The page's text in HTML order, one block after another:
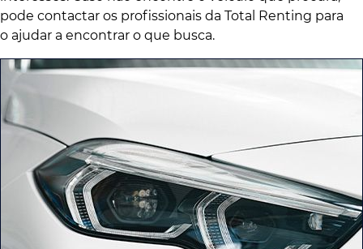
pode contactar os profissionais da Total Renting para
o ajudar a encontrar o que busca.